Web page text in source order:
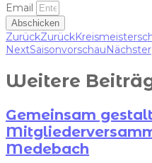
Email
Abschicken
ZurückZurück
NextSaisonvorschauNächster
Weitere
Gemeinsam
Medebach